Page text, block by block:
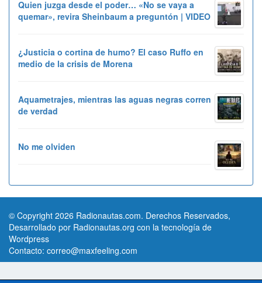
Quien juzga desde el poder… «No se vaya a
quemar», revira Sheinbaum a preguntón | VIDEO
¿Justicia o cortina de humo? El caso Ruffo en
medio de la crisis de Morena
Aquametrajes, mientras las aguas negras corren
de verdad
No me olviden
© Copyright 2026 Radionautas.com. Derechos Reservados,
Desarrollado por Radionautas.org con la tecnología de
Wordpress
Contacto: correo@maxfeeling.com